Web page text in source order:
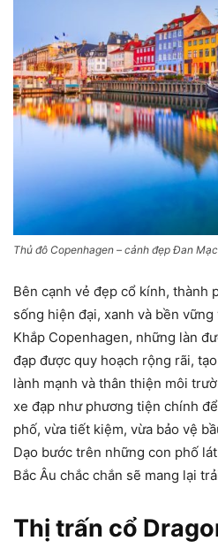
Thủ đô Copenhagen – cảnh đẹp Đan
Bên cạnh vẻ đẹp cổ kính, thành
sống hiện đại, xanh và bền
Khắp Copenhagen, những làn
đạp được quy hoạch rộng rãi,
lành mạnh và thân thiện môi
xe đạp như phương tiện chính
phố, vừa tiết kiệm, vừa bảo vệ
Dạo bước trên những con phố
Bắc Âu chắc chắn sẽ mang lại
Thị trấn cổ